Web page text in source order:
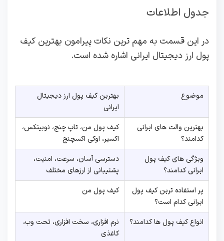
جدول اطلاعات
در این قسمت به مهم ترین نکات پیرامون بهترین کیف
پول ارز دیجیتال ایرانی اشاره شده است.
موضوع
بهترین کیف پول ارز دیجیتال
ایرانی
بهترین والت های ایرانی
کدامند؟
کیف پول من، تاپ چنج، نوبیتکس،
اکسیر، اوکی اکسچنج
ویژگی های کیف پول
ایرانی کدامند؟
دسترسی آسان، سرعت، امنیت،
پشتیبانی از ارزهای مختلف
پر استفاده ترین کیف پول
ایرانی کدام است؟
کیف پول من
انواع کیف پول ها کدامند؟
نرم افزاری، سخت افزاری، تحت وب،
کاغذی